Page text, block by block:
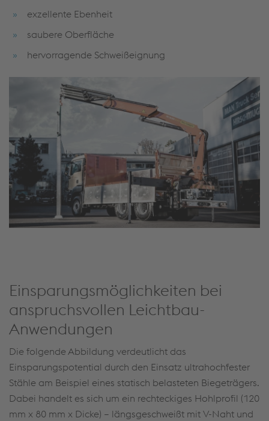
exzellente Ebenheit
saubere Oberfläche
hervorragende Schweißeignung
Einsparungsmöglichkeiten bei
anspruchsvollen Leichtbau-
Anwendungen
Die folgende Abbildung verdeutlicht das
Einsparungspotential durch den Einsatz ultrahochfester
Stähle am Beispiel eines statisch belasteten Biegeträgers.
Dabei handelt es sich um ein rechteckiges Hohlprofil (120
mm x 80 mm x Dicke) – längsgeschweißt mit V-Naht und